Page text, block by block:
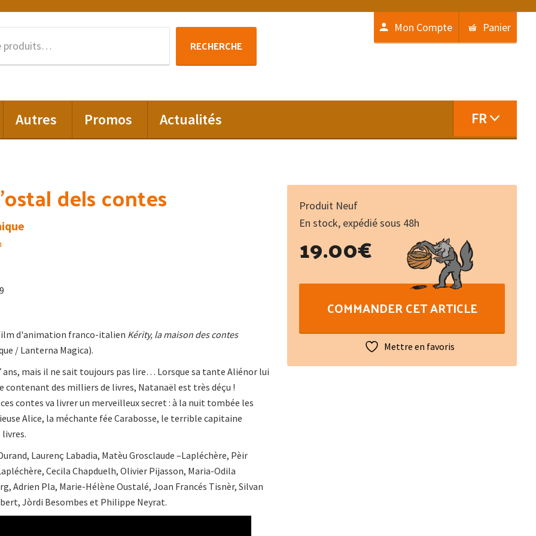
RECHERCHE
Mon Compte Panier
Autres Promos Actualités FR
dels contes
d'animation franco-italien Kérity, la maison des contes
/ Lanterna Magica).
mais il ne sait toujours pas lire… Lorsque sa tante Aliénor lui
contenant des milliers de livres, Natanaël est très déçu !
contes va livrer un merveilleux secret : à la nuit tombée les
Alice, la méchante fée Carabosse, le terrible capitaine
Laurenç Labadia, Matèu Grosclaude –Lapléchère, Pèir
Cecila Chapduelh, Olivier Pijasson, Maria-Odila
Adrien Pla, Marie-Hélène Oustalé, Joan Francés Tisnèr, Silvan
Jòrdi Besombes et Philippe Neyrat.
Produit Neuf
En stock, expédié sous 48h
19.00€
de
:
COMMANDER CET ARTICLE
Mettre en favoris